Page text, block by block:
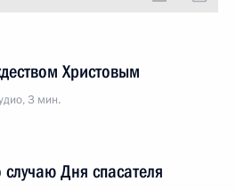
Христовым
3 мин.
Дня спасателя